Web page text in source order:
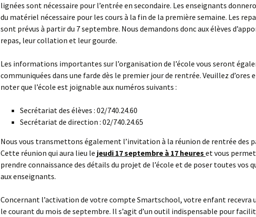
lignées sont nécessaire pour l’entrée en secondaire. Les enseignants
du matériel nécessaire pour les cours à la fin de la première semaine. Les
sont prévus à partir du 7 septembre. Nous demandons donc aux élèves
repas, leur collation et leur gourde.
Les informations importantes sur l’organisation de l’école vous seront
communiquées dans une farde dès le premier jour de rentrée. Veuillez d’ores
noter que l’école est joignable aux numéros suivants :
Secrétariat des élèves : 02/740.24.60
Secrétariat de direction : 02/740.24.65
Nous vous transmettons également l’invitation à la réunion de rentrée des
Cette réunion qui aura lieu le jeudi 17 septembre à 17 heures et vous
prendre connaissance des détails du projet de l’école et de poser toutes vos
aux enseignants.
Concernant l’activation de votre compte Smartschool, votre enfant recevra
le courant du mois de septembre. Il s’agit d’un outil indispensable pour